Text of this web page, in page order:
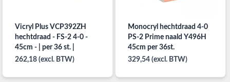
Vicryl Plus VCP392ZH
hechtdraad - FS-2 4-0 -
45cm - | per 36 st. |
262,18 (excl. BTW)
Monocryl hechtdraad 4-0
PS-2 Prime naald Y496H
45cm per 36st.
329,54 (excl. BTW)